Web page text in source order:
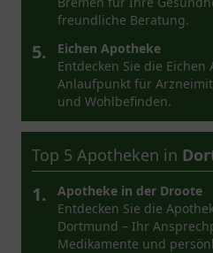
freundliche Beratung.
5.
Eichen Apotheke
Entdecken Sie die
Anlaufpunkt für
und Wohlbefinden.
Top 5 Apotheken in
1.
Apotheke in der Droote
Entdecken Sie die
Dortmund – Ihr
Medikamente und